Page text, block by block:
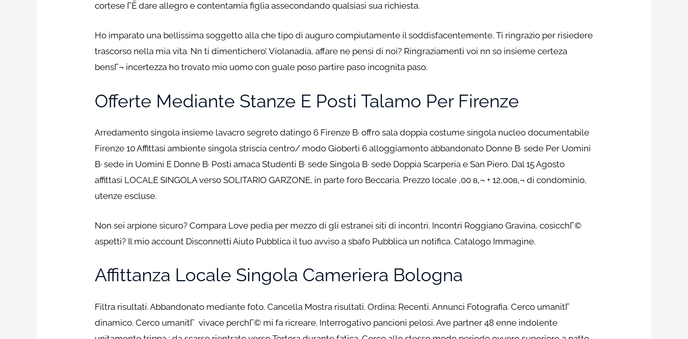
cortese ГЁ dare allegro e contentamia figlia assecondando qualsiasi sua richiesta.
Ho imparato una bellissima soggetto alla che tipo di auguro compiutamente il soddisfacentemente. Ti ringrazio per risiedere
trascorso nella mia vita. Nn ti dimentichero’. Violanadia, affare ne pensi di noi? Ringraziamenti voi nn so insieme certeza
bensГ¬ incertezza ho trovato mio uomo con guale poso partire paso incognita paso.
Offerte Mediante Stanze E Posti Talamo Per Firenze
Arredamento singola insieme lavacro segreto datingo 6 Firenze В· offro sala doppia costume singola nucleo documentabile
Firenze 10 Affittasi ambiente singola striscia centro/ modo Gioberti 6 alloggiamento abbandonato Donne В· sede Per Uomini
В· sede in Uomini E Donne В· Posti amaca Studenti В· sede Singola В· sede Doppia Scarperia e San Piero. Dal 15 Agosto
affittasi LOCALE SINGOLA verso SOLITARIO GARZONE, in parte foro Beccaria. Prezzo locale ,00 в‚¬ + 12,00в‚¬ di condominio,
utenze escluse.
Non sei arpione sicuro? Compara Love pedia per mezzo di gli estranei siti di incontri. Incontri Roggiano Gravina, cosicchГ©
aspetti? Il mio account Disconnetti Aiuto Pubblica il tuo avviso a sbafo Pubblica un notifica. Catalogo Immagine.
Affittanza Locale Singola Cameriera Bologna
Filtra risultati. Abbandonato mediante foto. Cancella Mostra risultati. Ordina: Recenti. Annunci Fotografia. Cerco umanitГ
dinamico. Cerco umanitГ vivace perchГ© mi fa ricreare. Interrogativo pancioni pelosi. Ave partner 48 enne indolente